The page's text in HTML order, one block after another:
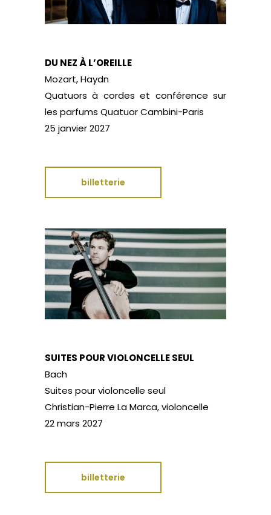
DU NEZ À L’OREILLE
Mozart, Haydn
Quatuors à cordes et conférence sur
les parfums Quatuor Cambini-Paris
25 janvier 2027
billetterie
SUITES POUR VIOLONCELLE SEUL
Bach
Suites pour violoncelle seul
Christian-Pierre La Marca, violoncelle
22 mars 2027
billetterie